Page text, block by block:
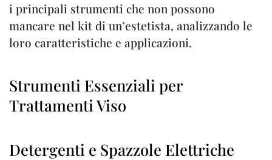
i principali strumenti che non possono
mancare nel kit di un’estetista, analizzando le
loro caratteristiche e applicazioni.
Strumenti Essenziali per
Trattamenti Viso
Detergenti e Spazzole Elettriche